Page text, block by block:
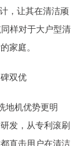
，让其在清洁顽
样对于大户型清
家庭。
双优
地机优势更明
发，从专利滚刷
直击用户在清洁